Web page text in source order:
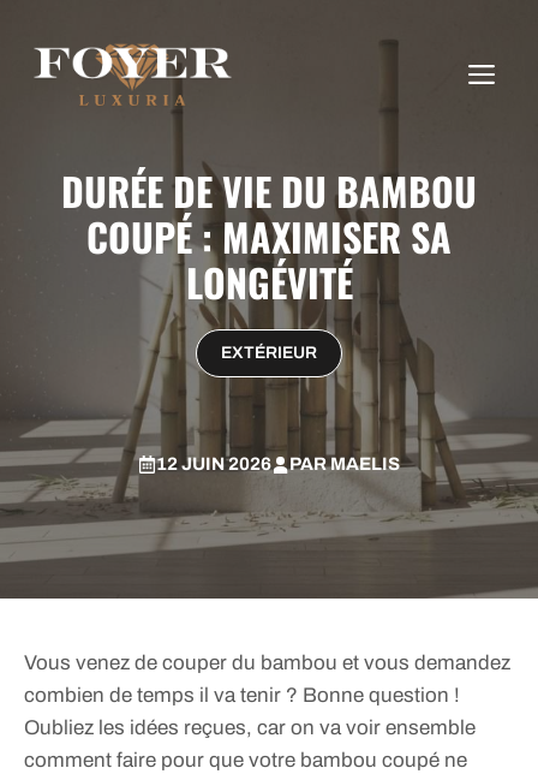
contenu
DURÉE DE VIE DU BAMBOU
COUPÉ : MAXIMISER SA
LONGÉVITÉ
EXTÉRIEUR
12 JUIN 2026 PARMAELIS
Vous venez de couper du bambou et vous demandez
combien de temps il va tenir ? Bonne question !
Oubliez les idées reçues, car on va voir ensemble
comment faire pour que votre bambou coupé ne